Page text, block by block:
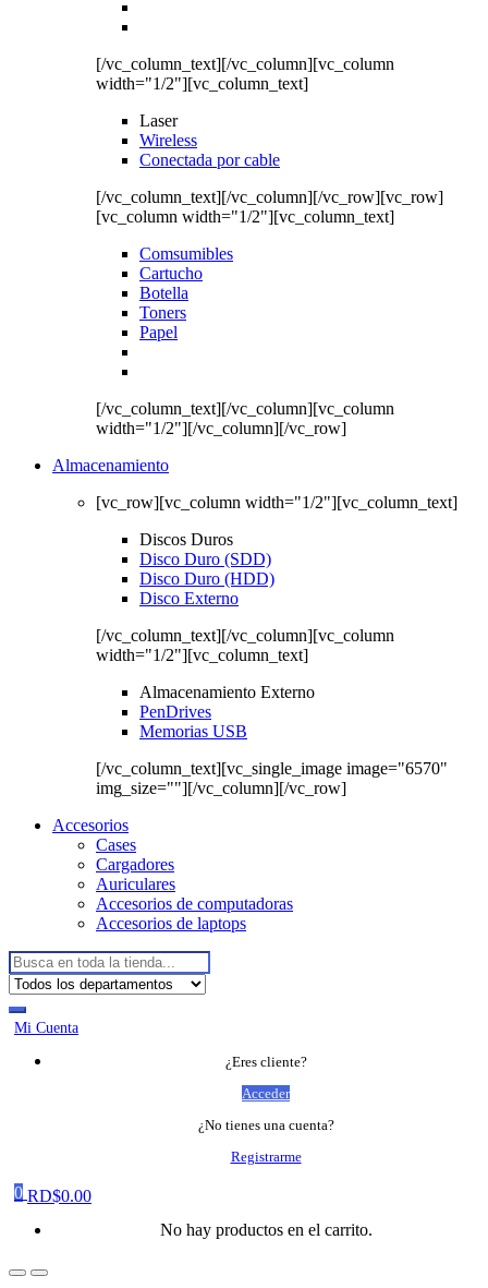
[/vc_column_text][/vc_column][vc_column
width="1/2"][vc_column_text]
Laser
Wireless
Conectada por cable
[/vc_column_text][/vc_column][/vc_row][vc_row]
[vc_column width="1/2"][vc_column_text]
Comsumibles
Cartucho
Botella
Toners
Papel
[/vc_column_text][/vc_column][vc_column
width="1/2"][/vc_column][/vc_row]
Almacenamiento
[vc_row][vc_column width="1/2"][vc_column_text]
Discos Duros
Disco Duro (SDD)
Disco Duro (HDD)
Disco Externo
[/vc_column_text][/vc_column][vc_column
width="1/2"][vc_column_text]
Almacenamiento Externo
PenDrives
Memorias USB
[/vc_column_text][vc_single_image image="6570"
img_size=""][/vc_column][/vc_row]
Accesorios
Cases
Cargadores
Auriculares
Accesorios de computadoras
Accesorios de laptops
Buscar:
Mi Cuenta
¿Eres cliente?
Acceder
¿No tienes una cuenta?
Registrarme
0 RD$0.00
No hay productos en el carrito.